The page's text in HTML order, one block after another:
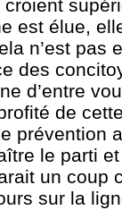
est élue,
n’est
des
d’entre
de
prévention
le parti
un coup
sur la